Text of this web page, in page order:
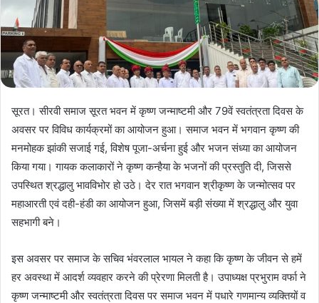
सूरत। सीरवी समाज सूरत भवन में कृष्ण जन्माष्टमी और 79वें स्वतंत्रता दिवस के
अवसर पर विविध कार्यक्रमों का आयोजन हुआ। समाज भवन में भगवान कृष्ण की
मनमोहक झांकी सजाई गई, विशेष पूजा-अर्चना हुई और भजन संध्या का आयोजन
किया गया। गायक कलाकारों ने कृष्ण कन्हैया के भजनों की प्रस्तुति दी, जिससे
उपस्थित श्रद्धालु भावविभोर हो उठे। देर रात भगवान श्रीकृष्ण के जन्मोत्सव पर
महाआरती एवं दही-हंडी का आयोजन हुआ, जिसमें बड़ी संख्या में श्रद्धालु और युवा
सहभागी बने।
इस अवसर पर समाज के सचिव भंवरलाल भायल ने कहा कि कृष्ण के जीवन से हमें
हर अवस्था में आदर्श व्यवहार करने की प्रेरणा मिलती है। उपाध्यक्ष प्रभुराम वर्फा ने
कृष्ण जन्माष्टमी और स्वतंत्रता दिवस पर समाज भवन में पधारे गणमान्य व्यक्तियों व